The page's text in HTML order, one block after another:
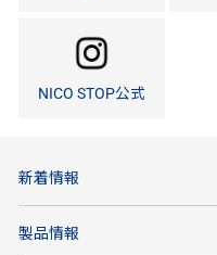
NICO STOP公式
新着情報
製品情報